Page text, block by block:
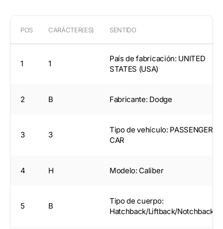
POS CARÁCTER(ES) SENTIDO
1 1
País de fabricación: UNITED
STATES (USA)
2 B Fabricante: Dodge
3 3
Tipo de vehículo: PASSENGER
CAR
4 H Modelo: Caliber
5 B
Tipo de cuerpo:
Hatchback/Liftback/Notchback